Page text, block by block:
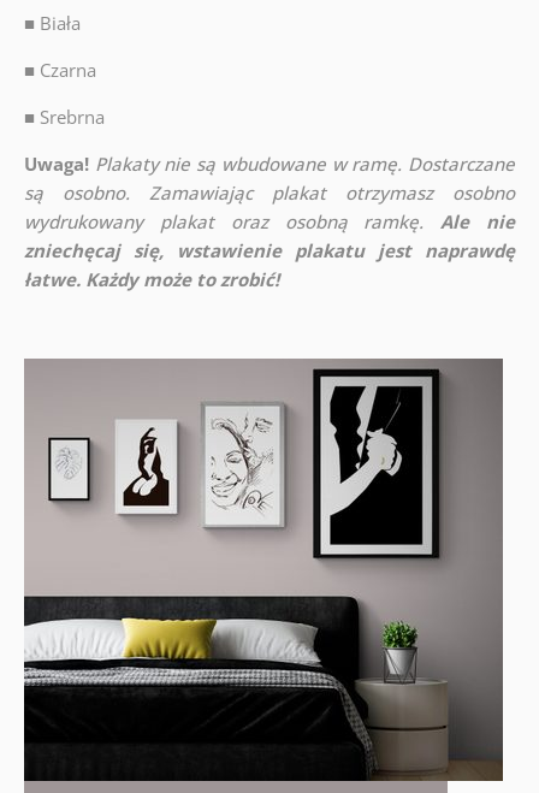
■ Biała
■ Czarna
■ Srebrna
Uwaga! Plakaty nie są wbudowane w ramę. Dostarczane
są osobno. Zamawiając plakat otrzymasz osobno
wydrukowany plakat oraz osobną ramkę.
Ale nie
zniechęcaj się, wstawienie plakatu jest naprawdę
łatwe. Każdy może to zrobić!